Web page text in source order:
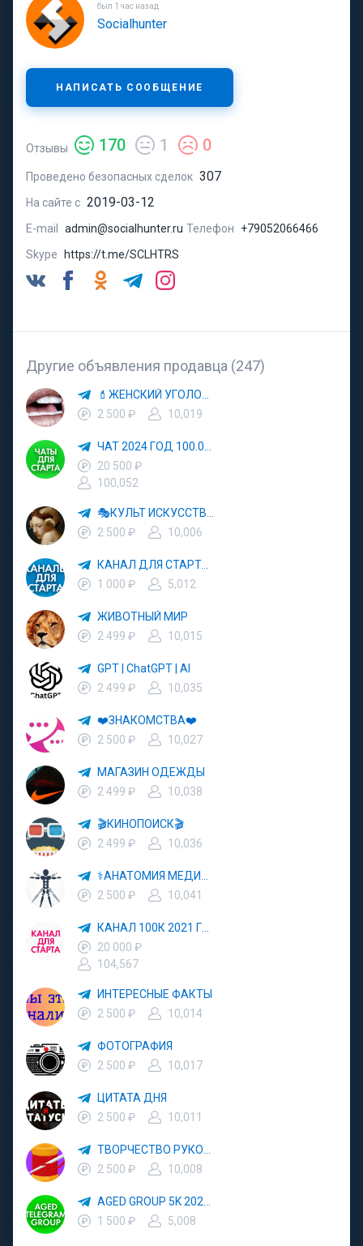
был 1 час назад
Socialhunter
НАПИСАТЬ СООБЩЕНИЕ
Отзывы 170 1 0
Проведено безопасных сделок 307
На сайте с 2019-03-12
E-mail admin@socialhunter.ru Телефон
+79052066466
Skype
https://t.me/SCLHTRS
Другие объявления продавца (247)
2 500 ₽
10,019
20 500 ₽
100,052
2 500 ₽
10,006
КАНАЛ ДЛЯ СТАРТА 5000
1 000 ₽
5,012
ЖИВОТНЫЙ МИР
2 499 ₽
10,015
GPT | ChatGPT | AI
2 499 ₽
10,035
❤️ЗНАКОМСТВА❤️
2 500 ₽
10,027
МАГАЗИН ОДЕЖДЫ
2 499 ₽
10,038
🎬КИНОПОИСК🎬
2 499 ₽
10,036
2 500 ₽
10,041
20 000 ₽
104,567
ИНТЕРЕСНЫЕ ФАКТЫ
2 500 ₽
10,014
ФОТОГРАФИЯ
2 500 ₽
10,017
ЦИТАТА ДНЯ
2 500 ₽
10,011
2 500 ₽
10,008
1 500 ₽
5,008